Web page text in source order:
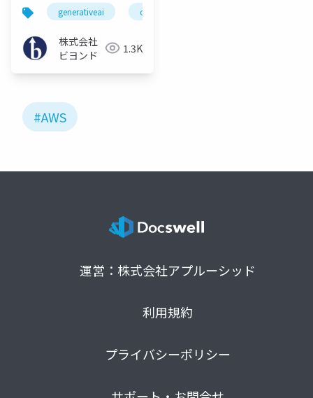
generativeai openinterpreter
株式会社
ビヨンド
1.3K
#AWS
運営：株式会社アプルーシッド
利用規約
プライバシーポリシー